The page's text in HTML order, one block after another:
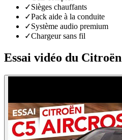
✓Sièges chauffants
✓Pack aide à la conduite
✓Système audio premium
✓Chargeur sans fil
Essai vidéo du Citroën